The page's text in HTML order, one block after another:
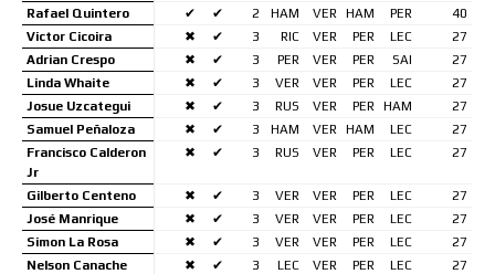
Rafael Quintero
✔ ✔ 2 HAM VER HAM PER
40
Victor Cicoira
✖ ✔ 3 RIC VER PER LEC
27
Adrian Crespo
✖ ✔ 3 PER VER PER SAI
27
Linda Whaite
✖ ✔ 3 VER VER PER LEC
27
Josue Uzcategui
✖ ✔ 3 RUS VER PER HAM
27
Samuel Peñaloza
✖ ✔ 3 HAM VER HAM LEC
27
Francisco Calderon
Jr
✖ ✔ 3 RUS VER PER LEC 27
Gilberto Centeno ✖ ✔ 3 VER VER PER LEC
27
José Manrique
✖ ✔ 3 VER VER PER LEC
27
Simon La Rosa
✖ ✔ 3 VER VER PER LEC
27
Nelson Canache
✖ ✔ 3 LEC VER PER LEC
27